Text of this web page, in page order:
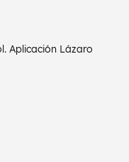
Aplicación Lázaro